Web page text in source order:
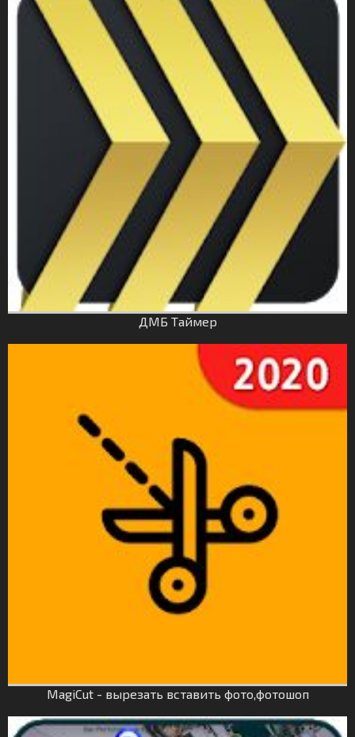
ДМБ Таймер
MagiCut - вырезать вставить фото,фотошоп